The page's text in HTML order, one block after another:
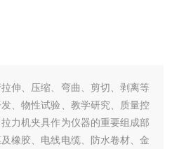
伸、压缩、弯曲、剪切、剥离等
、物性试验、教学研究、质量控
力机夹具作为仪器的重要组成部
橡胶、电线电缆、防水卷材、金